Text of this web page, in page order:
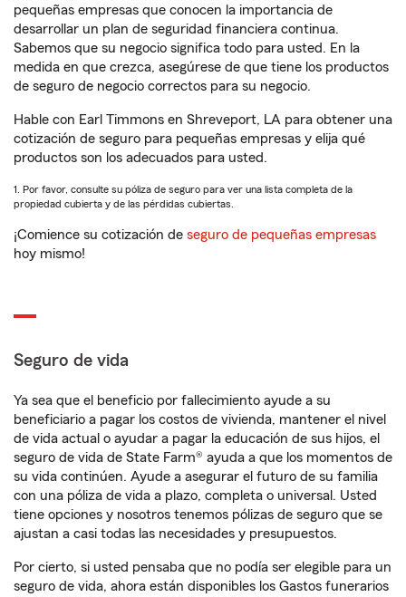
pequeñas empresas que conocen la importancia de
desarrollar un plan de seguridad financiera continua.
Sabemos que su negocio significa todo para usted. En la
medida en que crezca, asegúrese de que tiene los productos
de seguro de negocio correctos para su negocio.
Hable con Earl Timmons en Shreveport, LA para obtener una
cotización de seguro para pequeñas empresas y elija qué
productos son los adecuados para usted.
1. Por favor, consulte su póliza de seguro para ver una lista completa de la
propiedad cubierta y de las pérdidas cubiertas.
¡Comience su cotización de seguro de pequeñas empresas
hoy mismo!
Seguro de vida
Ya sea que el beneficio por fallecimiento ayude a su
beneficiario a pagar los costos de vivienda, mantener el nivel
de vida actual o ayudar a pagar la educación de sus hijos, el
seguro de vida de State Farm® ayuda a que los momentos de
su vida continúen. Ayude a asegurar el futuro de su familia
con una póliza de vida a plazo, completa o universal. Usted
tiene opciones y nosotros tenemos pólizas de seguro que se
ajustan a casi todas las necesidades y presupuestos.
Por cierto, si usted pensaba que no podía ser elegible para un
seguro de vida, ahora están disponibles los Gastos funerarios